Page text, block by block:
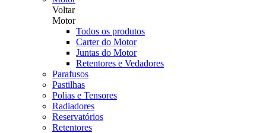
Voltar
Motor
Todos os produtos
Carter do Motor
Juntas do Motor
Retentores e Vedadores
Parafusos
Pastilhas
Polias e Tensores
Radiadores
Reservatórios
Retentores